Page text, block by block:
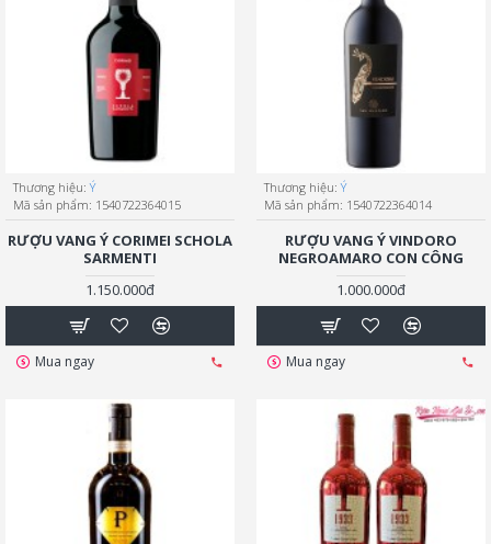
Thương hiệu: Ý
Mã sản phẩm: 1540722364015
RƯỢU VANG Ý CORIMEI SCHOLA
SARMENTI
1.150.000đ
Mua ngay
Thương hiệu: Ý
Mã sản phẩm: 1540722364014
RƯỢU VANG Ý VINDORO
NEGROAMARO CON CÔNG
1.000.000đ
Mua ngay